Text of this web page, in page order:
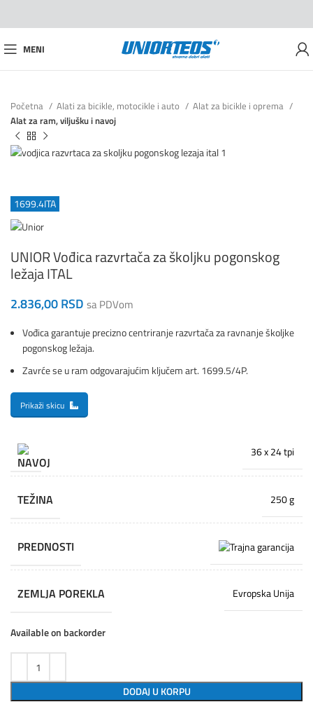
MENI
Početna Alati za bicikle, motocikle i auto
Alat za bicikle i oprema
Alat za ram, viljušku i navoj
1699.4ITA
UNIOR Vođica razvrtača za školjku pogonskog
ležaja ITAL
2.836,00RSD sa PDVom
Vođica garantuje precizno centriranje razvrtača za ravnanje školjke
pogonskog ležaja.
Zavrće se u ram odgovarajućim ključem art. 1699.5/4P.
Prikaži skicu
36 x 24 tpi
TEŽINA 250 g
PREDNOSTI
ZEMLJA POREKLA Evropska Unija
Available on backorder
DODAJ U KORPU